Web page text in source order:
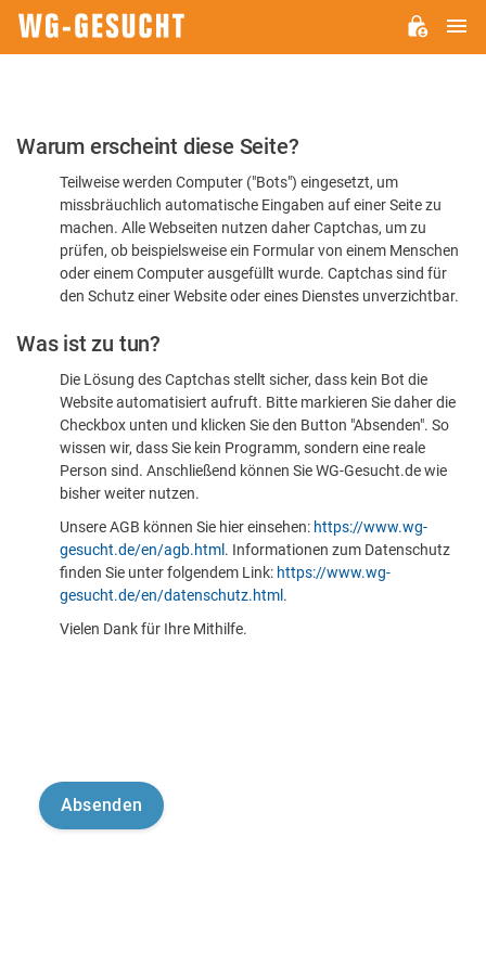
Bitte
dass
sind
Warum erscheint diese Seite?
Teilweise werden Computer ("Bots") eingesetzt, um
missbräuchlich automatische Eingaben auf einer Seite zu
machen. Alle Webseiten nutzen daher Captchas, um zu
prüfen, ob beispielsweise ein Formular von einem Menschen
oder einem Computer ausgefüllt wurde. Captchas sind für
den Schutz einer Website oder eines Dienstes unverzichtbar.
Was ist zu tun?
Die Lösung des Captchas stellt sicher, dass kein Bot die
Website automatisiert aufruft. Bitte markieren Sie daher die
Checkbox unten und klicken Sie den Button "Absenden". So
wissen wir, dass Sie kein Programm, sondern eine reale
Person sind. Anschließend können Sie WG-Gesucht.de wie
bisher weiter nutzen.
Unsere AGB können Sie hier einsehen: https://www.wg-
gesucht.de/en/agb.html . Informationen zum Datenschutz
finden Sie unter folgendem Link: https://www.wg-
gesucht.de/en/datenschutz.html .
Vielen Dank für Ihre Mithilfe.